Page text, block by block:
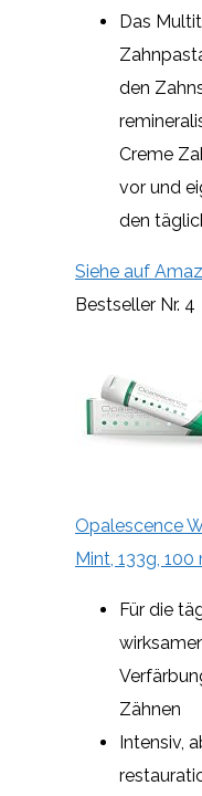
Das
den
Creme
vor und
den
Siehe auf
Bestseller Nr. 4
Opalescence
Mint, 133g, 100
Für die
Zähnen
Intensiv,